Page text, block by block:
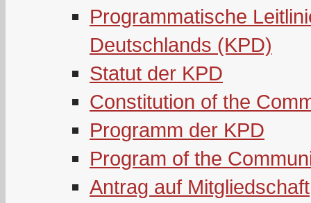
Programmatische
Deutschlands (KPD)
Statut der KPD
Constitution of the
Programm der KPD
Program of the
Antrag auf Mitgliedschaft